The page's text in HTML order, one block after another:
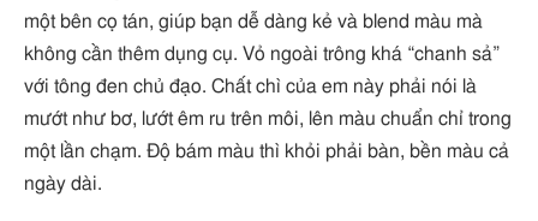
một bên cọ tán, giúp bạn dễ dàng kẻ và blend màu mà
không cần thêm dụng cụ. Vỏ ngoài trông khá “chanh sả”
với tông đen chủ đạo. Chất chì của em này phải nói là
mướt như bơ, lướt êm ru trên môi, lên màu chuẩn chỉ trong
một lần chạm. Độ bám màu thì khỏi phải bàn, bền màu cả
ngày dài.